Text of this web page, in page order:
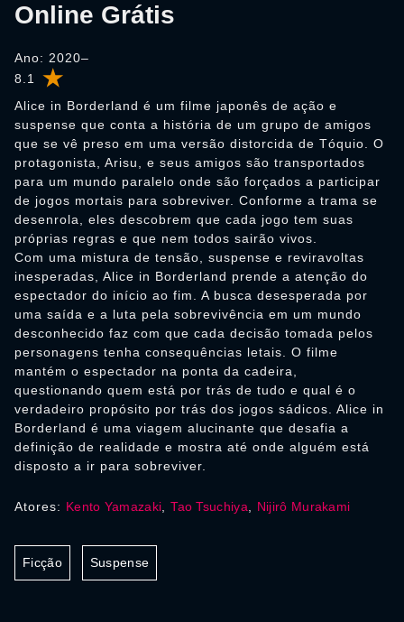
8.1
Online Grátis
Ano: 2020–
Alice in Borderland é um filme japonês de ação e
suspense que conta a história de um grupo de amigos
que se vê preso em uma versão distorcida de Tóquio. O
protagonista, Arisu, e seus amigos são transportados
para um mundo paralelo onde são forçados a participar
de jogos mortais para sobreviver. Conforme a trama se
desenrola, eles descobrem que cada jogo tem suas
próprias regras e que nem todos sairão vivos.
Com uma mistura de tensão, suspense e reviravoltas
inesperadas, Alice in Borderland prende a atenção do
espectador do início ao fim. A busca desesperada por
uma saída e a luta pela sobrevivência em um mundo
desconhecido faz com que cada decisão tomada pelos
personagens tenha consequências letais. O filme
mantém o espectador na ponta da cadeira,
questionando quem está por trás de tudo e qual é o
verdadeiro propósito por trás dos jogos sádicos. Alice in
Borderland é uma viagem alucinante que desafia a
definição de realidade e mostra até onde alguém está
disposto a ir para sobreviver.
Atores: Kento Yamazaki ,Tao Tsuchiya Nijirô Murakami
Ficção Suspense